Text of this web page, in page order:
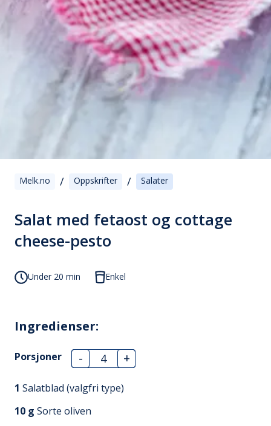
Melk.no / Oppskrifter / Salater
Salat med fetaost og cottage
cheese-pesto
Under 20 min Enkel
Ingredienser:
Porsjoner - +
1 Salatblad (valgfri type)
10 g Sorte oliven